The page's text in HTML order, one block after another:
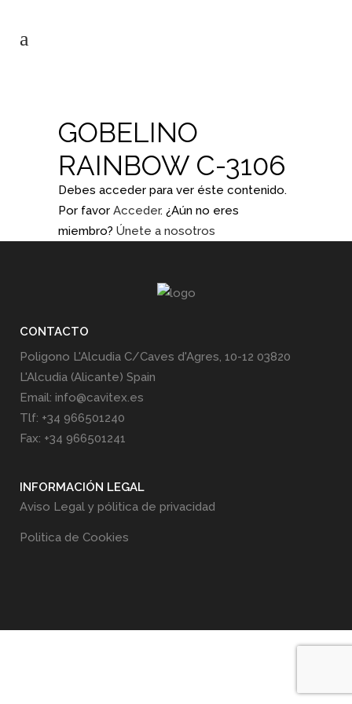
GOBELINO
RAINBOW C-3106
Debes acceder para ver éste contenido.
Por favor Acceder. ¿Aún no eres
miembro? Únete a nosotros
CONTACTO
Poligono L'Alcudia C/Caves d'Agres, 10-12 03820
L'Alcudia (Alicante) Spain
Email: info@cavitex.es
Tlf: +34 966501240
Fax: +34 966501241
INFORMACIÓN LEGAL
Aviso Legal y pólitica de privacidad
Politica de Cookies